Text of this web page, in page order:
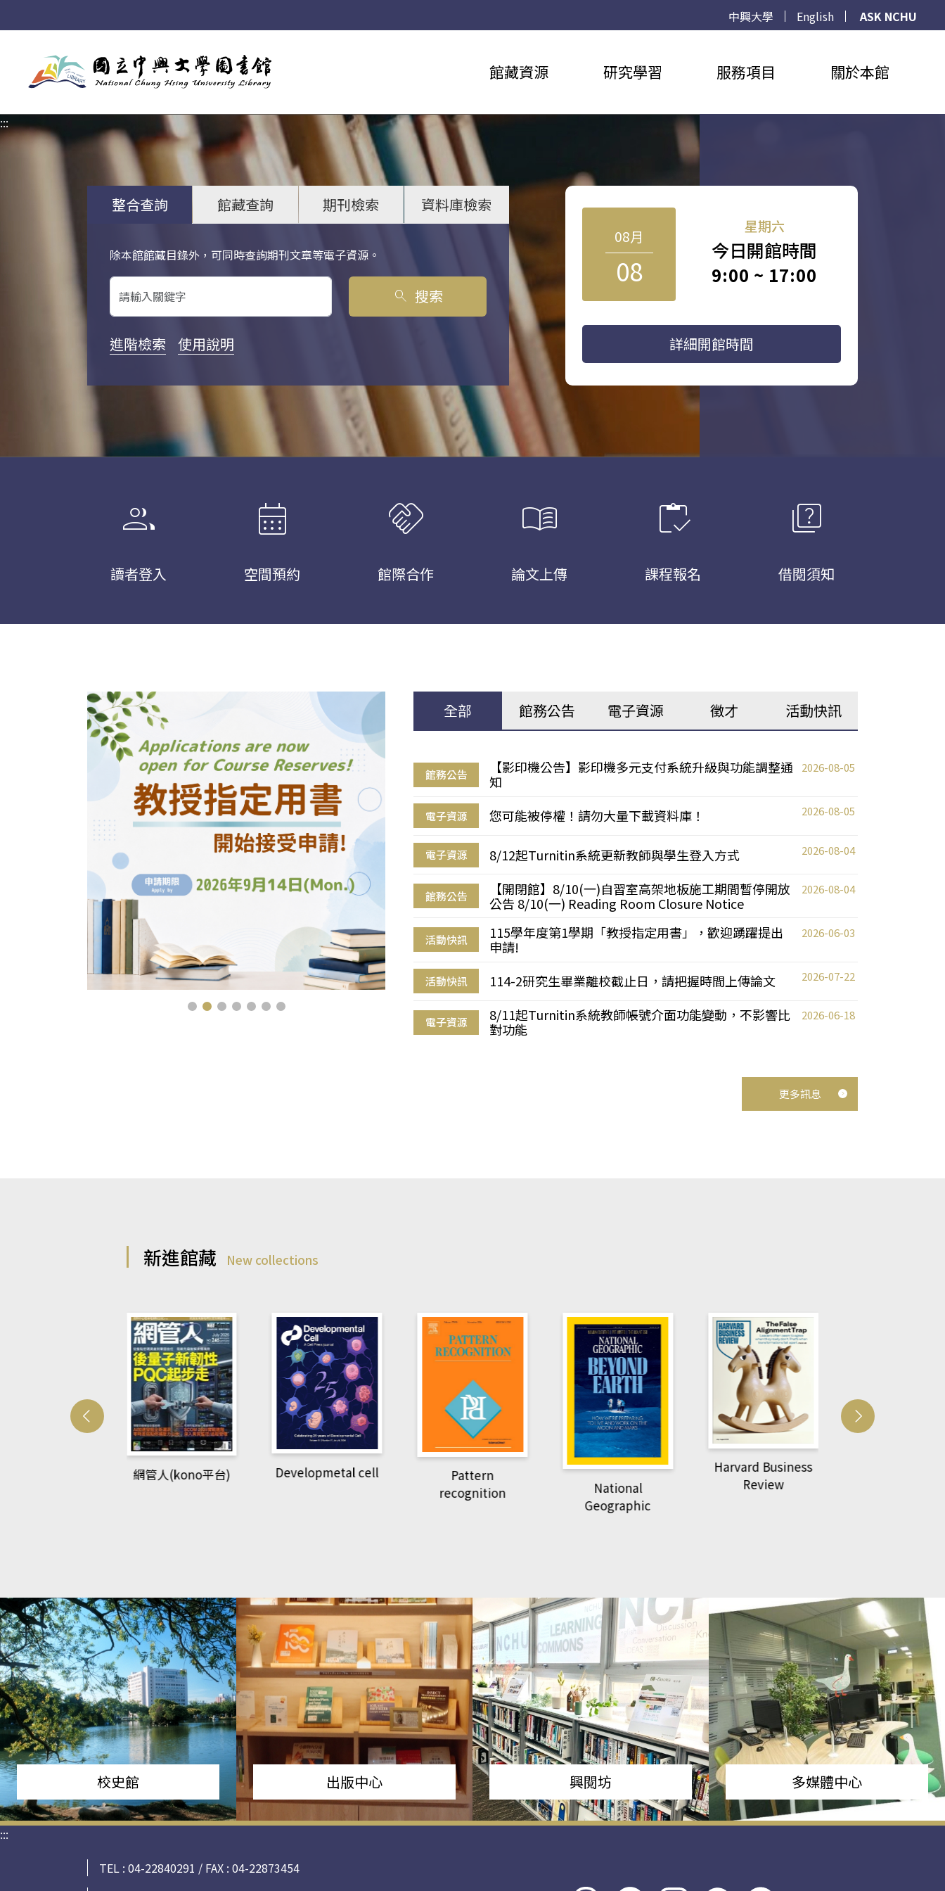
中興大學 English
ASK NCHU
館藏資源 研究學習 服務項目 關於本館
:::
整合查詢 館藏查詢 期刊檢索 資料庫檢索
除本館館藏目錄外，可同時查詢期刊文章等電子資源。
關鍵字搜尋
search 搜索
進階檢索 使用說明
08月
08
星期六
今日開館時間
9:00 ~ 17:00
詳細開館時間
group
讀者登入
calendar_month
空間預約
handshake
館際合作
menu_book
論文上傳
inventory
課程報名
quiz
借閱須知
全部 館務公告 電子資源 徵才 活動快訊
館務公告
【影印機公告】影印機多元支付系統升級與功能調整通
知
2026-08-05
電子資源 您可能被停權！請勿大量下載資料庫！ 2026-08-05
電子資源 8/12起Turnitin系統更新教師與學生登入方式 2026-08-04
館務公告
【開閉館】8/10(一)自習室高架地板施工期間暫停開放
公告 8/10(一) Reading Room Closure Notice
2026-08-04
活動快訊
115學年度第1學期「教授指定用書」，歡迎踴躍提出
申請!
2026-06-03
活動快訊 114-2研究生畢業離校截止日，請把握時間上傳論文 2026-07-22
電子資源
8/11起Turnitin系統教師帳號介面功能變動，不影響比
對功能
2026-06-18
更多訊息
新進館藏 New collections
網管人(kono平台) Developmetal cell
Pattern
recognition
National
Geographic
Harvard Business
Review
校史館 出版中心 興閱坊 多媒體中心
:::
TEL : 04-22840291 / FAX : 04-22873454